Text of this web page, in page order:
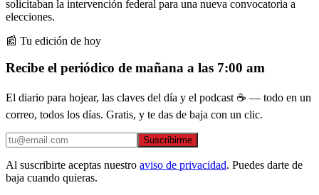
solicitaban la intervención federal para una nueva convocatoria a
elecciones.
📰 Tu edición de hoy
Recibe el periódico de mañana a las 7:00 am
El diario para hojear, las claves del día y el podcast ☕ — todo en un
correo, todos los días. Gratis, y te das de baja con un clic.
Suscribirme
Al suscribirte aceptas nuestro aviso de privacidad. Puedes darte de
baja cuando quieras.